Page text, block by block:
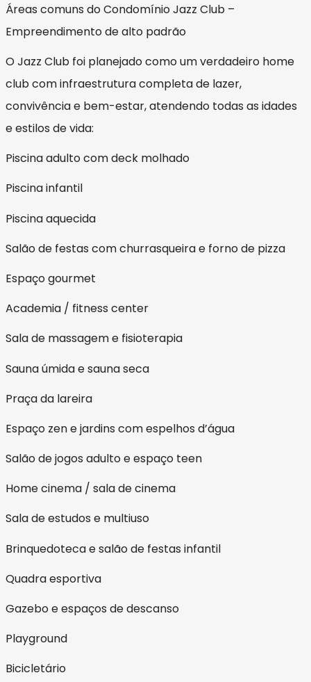
Áreas comuns do Condomínio Jazz Club –
Empreendimento de alto padrão
O Jazz Club foi planejado como um verdadeiro home
club com infraestrutura completa de lazer,
convivência e bem-estar, atendendo todas as idades
e estilos de vida:
Piscina adulto com deck molhado
Piscina infantil
Piscina aquecida
Salão de festas com churrasqueira e forno de pizza
Espaço gourmet
Academia / fitness center
Sala de massagem e fisioterapia
Sauna úmida e sauna seca
Praça da lareira
Espaço zen e jardins com espelhos d’água
Salão de jogos adulto e espaço teen
Home cinema / sala de cinema
Sala de estudos e multiuso
Brinquedoteca e salão de festas infantil
Quadra esportiva
Gazebo e espaços de descanso
Playground
Bicicletário